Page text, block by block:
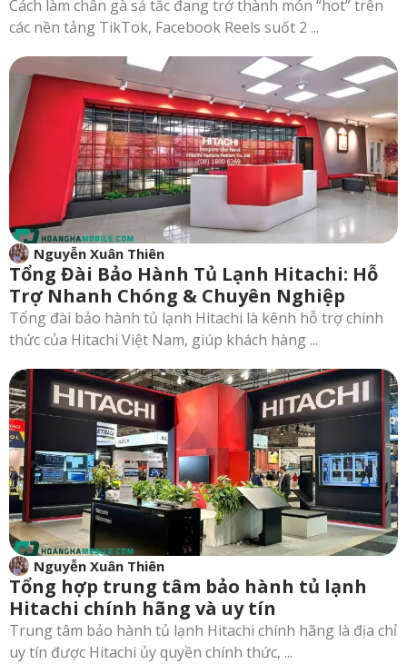
Cách làm chân gà sả tắc đang trở thành món “hot” trên
các nền tảng TikTok, Facebook Reels suốt 2 ...
Nguyễn Xuân Thiên
Tổng Đài Bảo Hành Tủ Lạnh Hitachi: Hỗ
Trợ Nhanh Chóng & Chuyên Nghiệp
Tổng đài bảo hành tủ lạnh Hitachi là kênh hỗ trợ chính
thức của Hitachi Việt Nam, giúp khách hàng ...
Nguyễn Xuân Thiên
Tổng hợp trung tâm bảo hành tủ lạnh
Hitachi chính hãng và uy tín
Trung tâm bảo hành tủ lạnh Hitachi chính hãng là địa chỉ
uy tín được Hitachi ủy quyền chính thức, ...